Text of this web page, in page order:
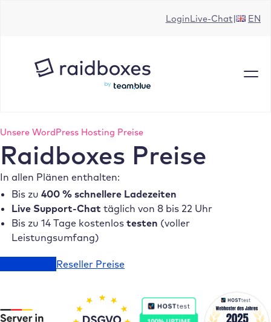
LoginLive-Chat EN
Unsere WordPress Hosting Preise
Raidboxes Preise
In allen Plänen enthalten:
Bis zu 400 % schnellere Ladezeiten
Live Support-Chat täglich von 8 bis 22 Uhr
Bis zu 14 Tage kostenlos testen (voller
Leistungsumfang)
Reseller Preise